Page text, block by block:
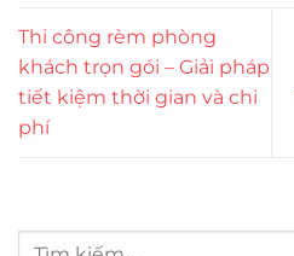
Thi công rèm phòng
khách trọn gói – Giải pháp
tiết kiệm thời gian và chi
phí